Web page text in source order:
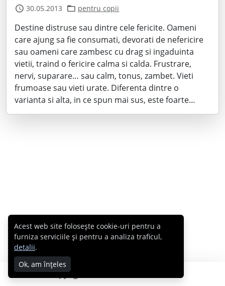
30.05.2013 pentru copii
Destine distruse sau dintre cele fericite. Oameni
care ajung sa fie consumati, devorati de nefericire
sau oameni care zambesc cu drag si ingaduinta
vietii, traind o fericire calma si calda. Frustrare,
nervi, suparare… sau calm, tonus, zambet. Vieti
frumoase sau vieti urate. Diferenta dintre o
varianta si alta, in ce spun mai sus, este foarte…
Copyright © 2007 - 2026 Cabral.ro
Acest web site folosește cookie-uri pentru a
furniza serviciile și pentru a analiza traficul,
detalii.
Ok, am înțeles